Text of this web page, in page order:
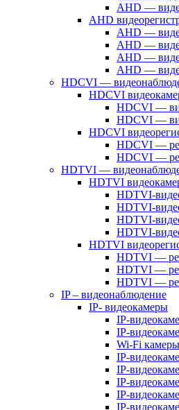
AHD —
AHD
AHD —
AHD —
AHD —
AHD —
HDCVI —
HDCVI
HDCVI —
HDCVI —
HDCVI
HDCVI —
HDCVI —
HDTVI —
HDTVI
HDTVI-
HDTVI-
HDTVI-
HDTVI-
HDTVI
HDTVI —
HDTVI —
HDTVI —
IP – видеонаблюдение
IP- видеокамеры
IP-
IP-
Wi-Fi
IP-
IP-
IP-
IP-
IP-